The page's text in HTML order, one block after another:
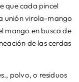
que cada pincel
unión virola-mango
mango en busca de
de las cerdas
polvo, o residuos